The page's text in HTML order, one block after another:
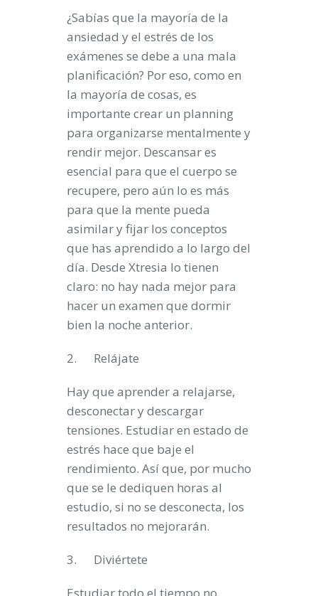
¿Sabías que la mayoría de la
ansiedad y el estrés de los
exámenes se debe a una mala
planificación? Por eso, como en
la mayoría de cosas, es
importante crear un planning
para organizarse mentalmente y
rendir mejor. Descansar es
esencial para que el cuerpo se
recupere, pero aún lo es más
para que la mente pueda
asimilar y fijar los conceptos
que has aprendido a lo largo del
día. Desde Xtresia lo tienen
claro: no hay nada mejor para
hacer un examen que dormir
bien la noche anterior.
2. Relájate
Hay que aprender a relajarse,
desconectar y descargar
tensiones. Estudiar en estado de
estrés hace que baje el
rendimiento. Así que, por mucho
que se le dediquen horas al
estudio, si no se desconecta, los
resultados no mejorarán.
3. Diviértete
Estudiar todo el tiempo no